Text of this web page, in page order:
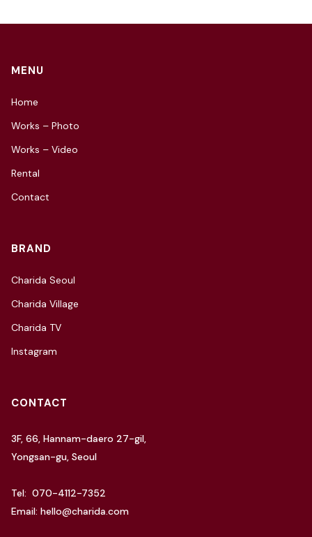
MENU
Home
Works – Photo
Works – Video
Rental
Contact
BRAND
Charida Seoul
Charida Village
Charida TV
Instagram
CONTACT
3F, 66, Hannam-daero 27-gil,
Yongsan-gu, Seoul
Tel: 070-4112-7352
Email: hello@charida.com